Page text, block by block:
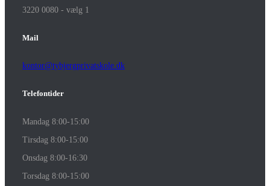
3220 0080 - vælg 1
Mail
kontor@tybjergprivatskole.dk
Telefontider
Mandag 8:00-15:00
Tirsdag 8:00-15:00
Onsdag 8:00-16:30
Torsdag 8:00-15:00